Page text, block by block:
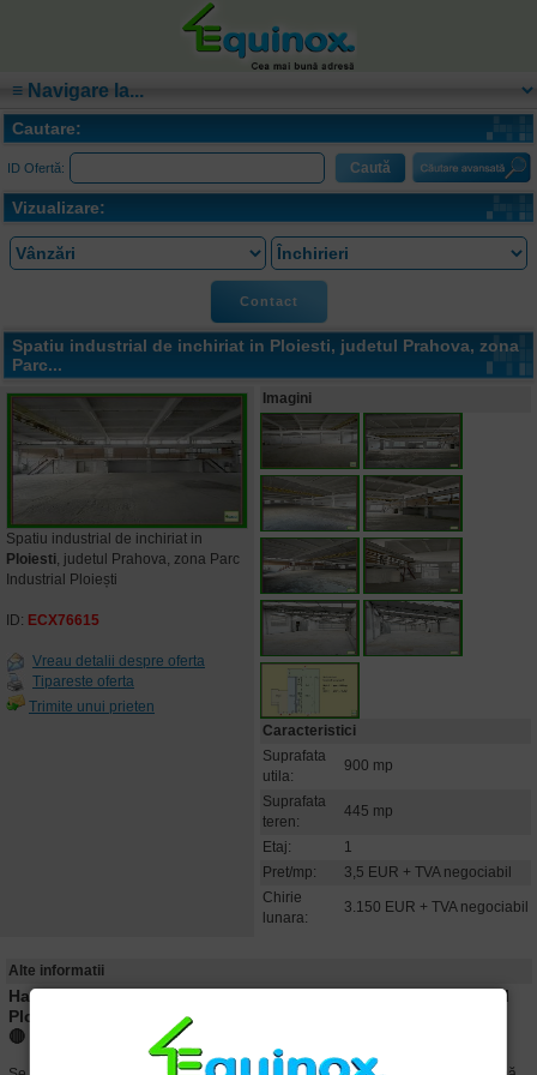
Cautare:
ID Ofertă:
Vizualizare:
Contact
Spatiu industrial de inchiriat in Ploiesti, judetul Prahova, zona
Parc...
Spatiu industrial de inchiriat in
Ploiesti, judetul Prahova, zona Parc
Industrial Ploiești
ID: ECX76615
Vreau detalii despre oferta
Tipareste oferta
Trimite unui prieten
Imagini
Caracteristici
Suprafata
utila:
900 mp
Suprafata
teren:
445 mp
Etaj:
1
Pret/mp:
3,5 EUR + TVA negociabil
Chirie
lunara:
3.150 EUR + TVA negociabil
Alte informatii
Hale industriale de producție și depozitare – Parcul Industrial
Ploiești
🔴
Comision de intermediere